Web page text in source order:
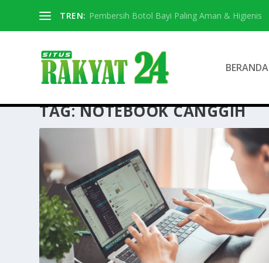
TREN: Pembersih Botol Bayi Paling Aman & Higienis
BERANDA
TAG:NOTEBOOK CANGGIH